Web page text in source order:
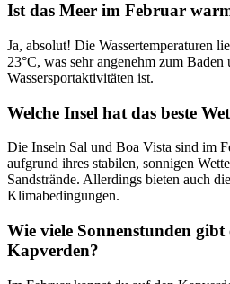
Ist das Meer im Februar
Ja, absolut! Die Wassertemperaturen
23°C, was sehr angenehm zum Baden
Wassersportaktivitäten ist.
Welche Insel hat das beste
Die Inseln Sal und Boa Vista sind im
aufgrund ihres stabilen, sonnigen
Sandstrände. Allerdings bieten auch
Klimabedingungen.
Wie viele Sonnenstunden
Kapverden?